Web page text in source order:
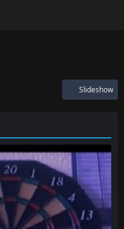
Slideshow